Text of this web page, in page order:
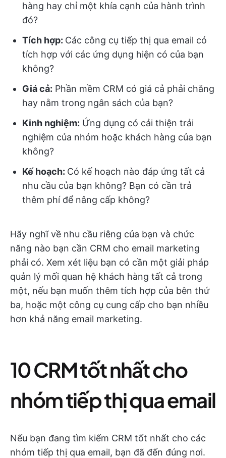
hàng hay chỉ một khía cạnh của hành trình
đó?
Tích hợp: Các công cụ tiếp thị qua email có
tích hợp với các ứng dụng hiện có của bạn
không?
Giá cả: Phần mềm CRM có giá cả phải chăng
hay nằm trong ngân sách của bạn?
Kinh nghiệm: Ứng dụng có cải thiện trải
nghiệm của nhóm hoặc khách hàng của bạn
không?
Kế hoạch: Có kế hoạch nào đáp ứng tất cả
nhu cầu của bạn không? Bạn có cần trả
thêm phí để nâng cấp không?
Hãy nghĩ về nhu cầu riêng của bạn và chức
năng nào bạn cần CRM cho email marketing
phải có. Xem xét liệu bạn có cần một giải pháp
quản lý mối quan hệ khách hàng tất cả trong
một, nếu bạn muốn thêm tích hợp của bên thứ
ba, hoặc một công cụ cung cấp cho bạn nhiều
hơn khả năng email marketing.
10 CRM tốt nhất cho
nhóm tiếp thị qua email
Nếu bạn đang tìm kiếm CRM tốt nhất cho các
nhóm tiếp thị qua email, bạn đã đến đúng nơi.